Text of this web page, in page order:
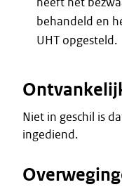
behandeld en
UHT opgesteld.
Niet in geschil is
ingediend.